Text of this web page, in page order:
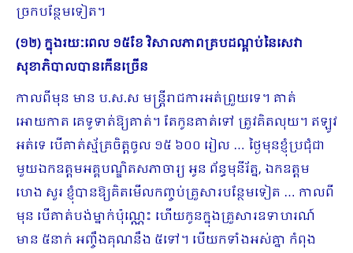
ច្រកបន្ថែមទៀត។
(១២) ក្នុងរយៈពេល ១៥ខែ វិសាលភាពគ្របដណ្ដប់នៃសេវា
សុខាភិបាលបានកើនច្រើន
កាលពីមុន មាន ប.ស.ស មន្ត្រីរាជការអត់ព្រួយទេ។ គាត់
អោយកាត គេទូទាត់ឱ្យគាត់។ តែកូនគាត់ទៅ​ ត្រូវគិតលុយ។ ឥឡូវ
អត់ទេ បើគាត់ស្ម័គ្រចិត្តចូល ១៥ ៦០០ រៀល … ថ្ងៃមុនខ្ញុំប្រជុំជា
មួយឯកឧត្តមអគ្គបណ្ឌិតសភាចារ្យ អូន ព័ន្ធមុនីរ័ត្ន, ឯកឧត្តម
ហេង សួរ ខ្ញុំបានឱ្យគិតមើលកញ្ចប់គ្រួសារបន្ថែមទៀត … កាលពី
មុន បើគាត់បង់ម្នាក់ប៉ុណ្ណេះ ហើយកូនក្នុងគ្រួសារឧទាហរណ៍
មាន ៥នាក់ អញ្ចឹងគុណនឹង ៥ទៅ។ បើយកទាំងអស់គ្នា កំពុង